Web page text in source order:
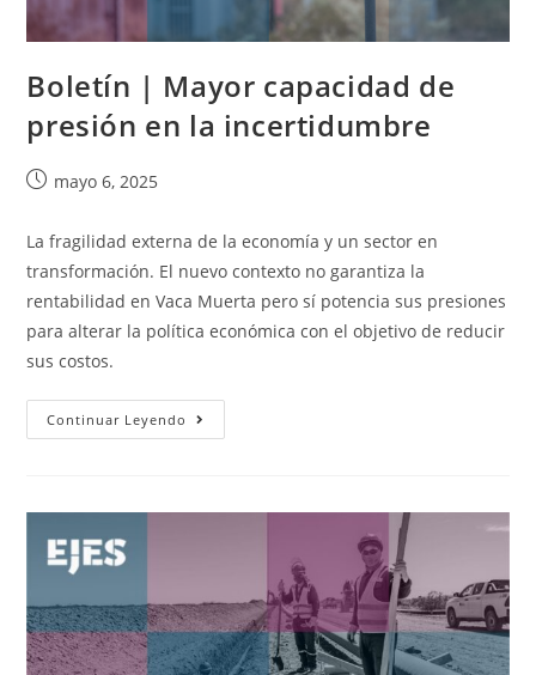
Boletín | Mayor capacidad de
presión en la incertidumbre
mayo 6, 2025
La fragilidad externa de la economía y un sector en
transformación. El nuevo contexto no garantiza la
rentabilidad en Vaca Muerta pero sí potencia sus presiones
para alterar la política económica con el objetivo de reducir
sus costos.
Continuar Leyendo